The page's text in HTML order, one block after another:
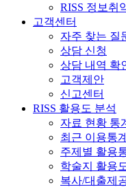
RISS 정보취
고객센터
자주 찾는 질
상담 신청
상담 내역 확
고객제안
신고센터
RISS 활용도 분석
자료 현황 통
최근 이용통
주제별 활용
학술지 활용
복사/대출제